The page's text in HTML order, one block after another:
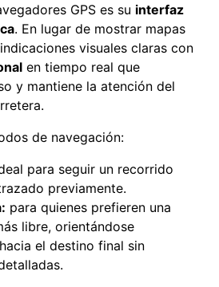
GPS es su interfaz
. En lugar de mostrar mapas
visuales claras con
en tiempo real que
y mantiene la atención del
de navegación:
para seguir un recorrido
previamente.
para quienes prefieren una
libre, orientándose
el destino final sin